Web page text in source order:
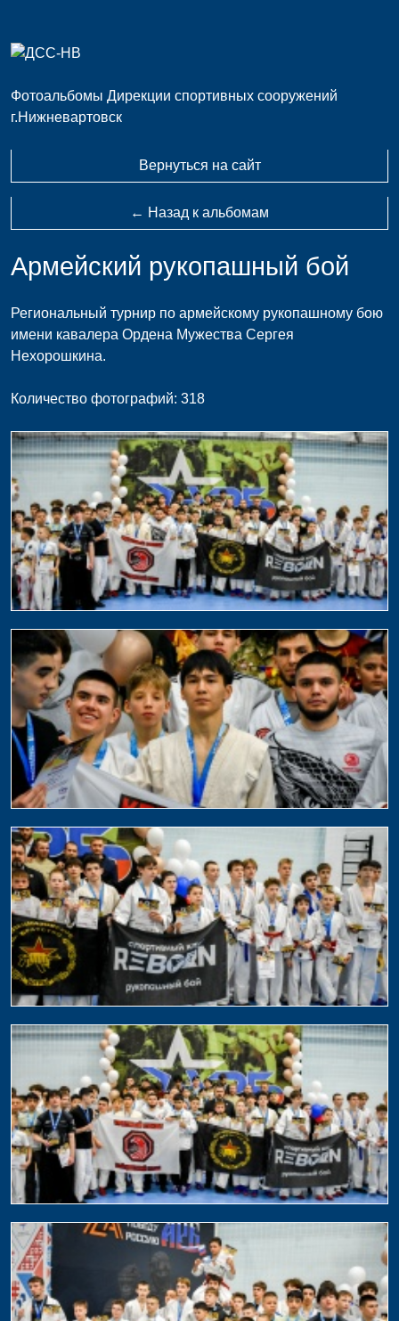
Фотоальбомы Дирекции спортивных сооружений
г.Нижневартовск
Вернуться на сайт
← Назад к альбомам
Армейский рукопашный бой
Региональный турнир по армейскому рукопашному бою
имени кавалера Ордена Мужества Сергея
Нехорошкина.
Количество фотографий: 318